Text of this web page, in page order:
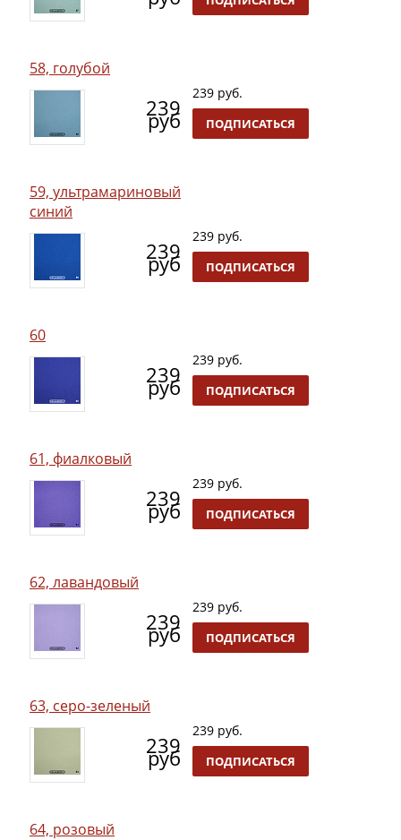
58, голубой
239
руб
239 руб.
ПОДПИСАТЬСЯ
59, ультрамариновый
синий
239
руб
239 руб.
ПОДПИСАТЬСЯ
60
239
руб
239 руб.
ПОДПИСАТЬСЯ
61, фиалковый
239
руб
239 руб.
ПОДПИСАТЬСЯ
62, лавандовый
239
руб
239 руб.
ПОДПИСАТЬСЯ
63, серо-зеленый
239
руб
239 руб.
ПОДПИСАТЬСЯ
64, розовый